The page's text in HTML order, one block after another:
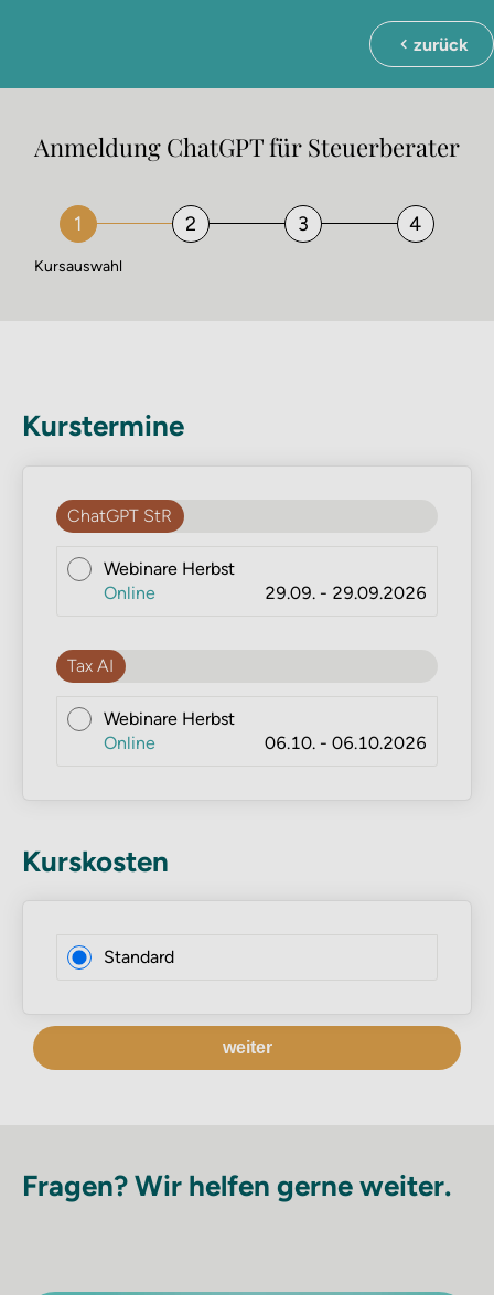
zurück
Anmeldung ChatGPT für Steuer­berater
Kursauswahl
Kurstermine
ChatGPT StR
Webinare Herbst
Online
29.09. - 29.09.2026
Tax AI
Webinare Herbst
Online
06.10. - 06.10.2026
Kurskosten
Standard
weiter
Fragen? Wir helfen gerne weiter.